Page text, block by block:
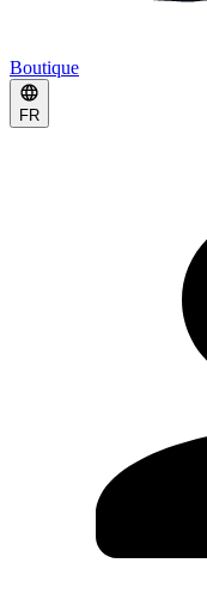
Boutique
FR